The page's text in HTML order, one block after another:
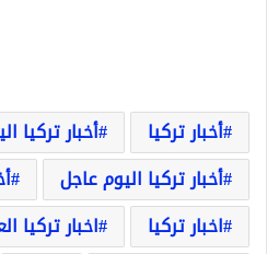
أخبار تركيا
أخبار تركيا
أخبار تركيا اليوم عاجل
اخبار تركيا
اخبار تركيا